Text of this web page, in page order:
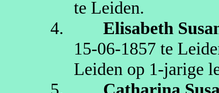
te Leiden.
4.
Elisabeth
15‑06‑1857 te
Leiden op 1‑jarige